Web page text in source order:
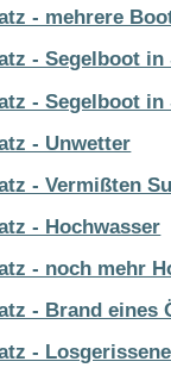
- mehrere
- Segelboot in
- Segelboot in
- Unwetter
- Vermißten
- Hochwasser
- noch mehr
- Brand eines
-